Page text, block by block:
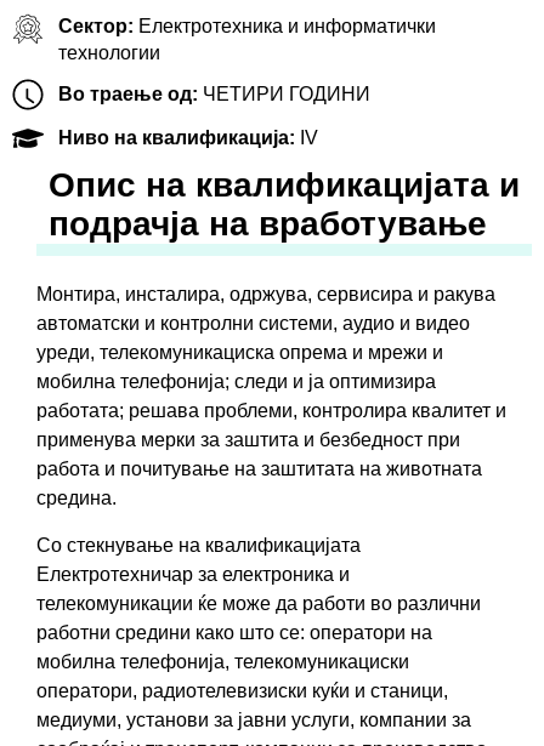
Сектор: Електротехника и информатички
технологии
Во траење од: ЧЕТИРИ ГОДИНИ
Ниво на квалификација: IV
Oпис на квалификацијата и
подрачја на вработување
Монтира, инсталира, одржува, сервисира и ракува
автоматски и контролни системи, аудио и видео
уреди, телекомуникациска опрема и мрежи и
мобилна телефонија; следи и ја оптимизира
работата; решава проблеми, контролира квалитет и
применува мерки за заштита и безбедност при
работа и почитување на заштитата на животната
средина.
Со стекнување на квалификацијата
Електротехничар за електроника и
телекомуникации ќе може да работи во различни
работни средини како што се: оператори на
мобилна телефонија, телекомуникациски
оператори, радиотелевизиски куќи и станици,
медиуми, установи за јавни услуги, компании за